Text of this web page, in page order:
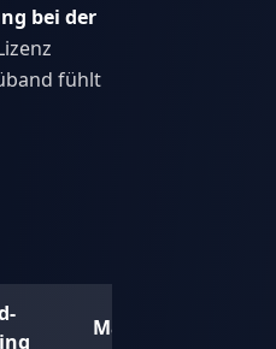
bei der
fühlt
Mac